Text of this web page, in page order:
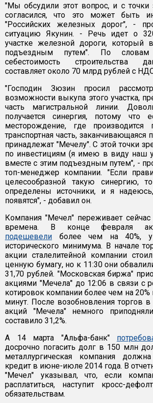
"Мы обсудили этот вопрос, и с точки
согласился, что это может быть
"Российских железных дорог", -
ситуацию Якунин. - Речь идет о
участке железной дороги, который
подъездным путем". По
себестоимость строительства
составляет около 70 млрд рублей с
"Господин Зюзин просил
возможности выкупа этого участка,
часть магистральной линии.
получается синергия, потому что
месторождение, где производится
транспортная часть, заканчивающаяся
принадлежат "Мечелу". С этой точки
по инвестициям (я имею в виду наш
вместе с этим подъездным путем", -
топ-менеджер компании. "Если
целесообразной такую синергию,
определены источники, и я
появятся", - добавил он.
Компания "Мечел" переживает
времена. В конце февраля
подешевели более чем на 40%,
исторического минимума. В начале
акции сталелитейной компании
ценную бумагу, но к 11:30 они
31,70 рублей. "Московская биржа"
акциями "Мечела" до 12:06 в связи с
котировок компании более чем на 20%
минут. После возобновления торгов
акций "Мечела" немного
составило 31,2%.
А 14 марта "Альфа-банк"
досрочно погасить долг в 150 млн
металлургическая компания
кредит в июне-июле 2014 года. В
"Мечел" указывал, что, если
расплатиться, наступит кросс-
обязательствам.